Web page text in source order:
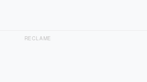
RECLAME